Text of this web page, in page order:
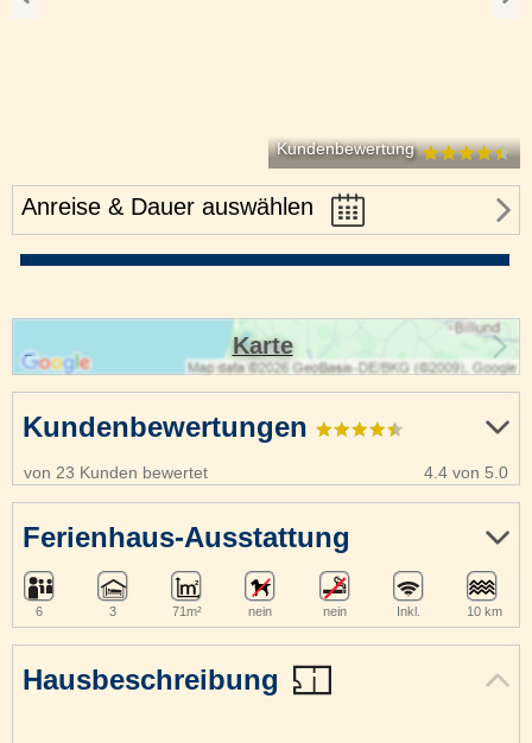
Kundenbewertung
Anreise & Dauer auswählen
Hausbeschreibung
Kundenbewertungen
von 23 Kunden bewertet 4.4 von 5.0
Ferienhaus-Ausstattung
6 3 71m² nein nein Inkl. 10 km
Karte